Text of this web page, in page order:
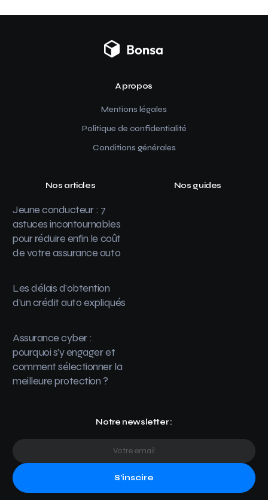
A propos
Mentions légales
Politique de confidentialité
Conditions générales
Nos articles
Jeune conducteur : 7
astuces incontournables
pour réduire enfin le coût
de votre assurance auto
Les délais d’obtention
d’un crédit auto expliqués
Assurance cyber :
pourquoi s’y engager et
comment sélectionner la
meilleure protection ?
Nos guides
Notre newsletter :
S'inscire